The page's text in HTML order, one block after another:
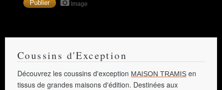
Image
Coussins d'Exception
Découvrez les coussins d'exception MAISON TRAMIS en
tissus de grandes maisons d'édition. Destinées aux